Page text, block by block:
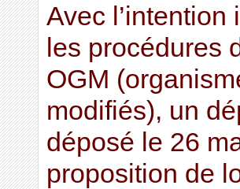
Avec l’intention
les procédures
OGM
modifiés), un
déposé le 26
proposition de